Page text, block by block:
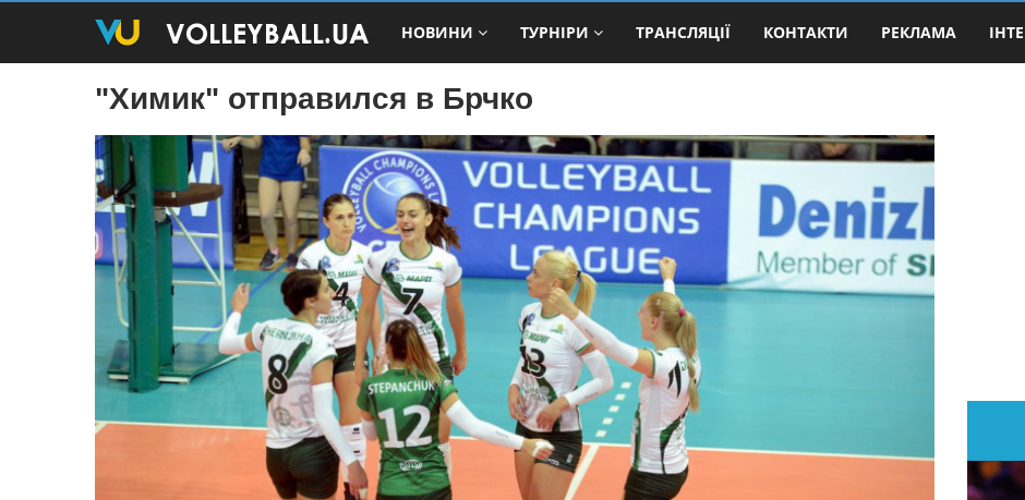
НОВИНИ ТУРНІРИ ТРАНСЛЯЦІЇ КОНТАКТИ РЕКЛАМА
"Химик" отправился в Брчко